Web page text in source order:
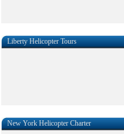
Liberty Helicopter Tours
New York Helicopter Charter